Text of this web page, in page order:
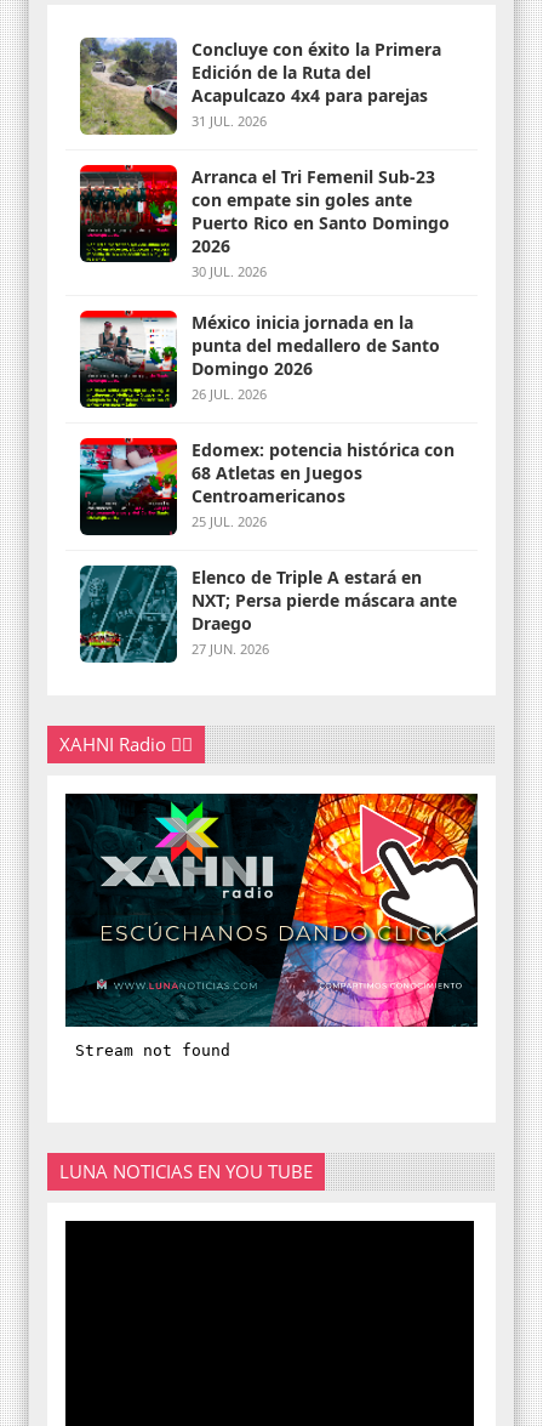
Concluye con éxito la Primera
Edición de la Ruta del
Acapulcazo 4x4 para parejas
31 JUL. 2026
Arranca el Tri Femenil Sub-23
con empate sin goles ante
Puerto Rico en Santo Domingo
2026
30 JUL. 2026
México inicia jornada en la
punta del medallero de Santo
Domingo 2026
26 JUL. 2026
Edomex: potencia histórica con
68 Atletas en Juegos
Centroamericanos
25 JUL. 2026
Elenco de Triple A estará en
NXT; Persa pierde máscara ante
Draego
27 JUN. 2026
XAHNI Radio 👇🏽
LUNA NOTICIAS EN YOU TUBE